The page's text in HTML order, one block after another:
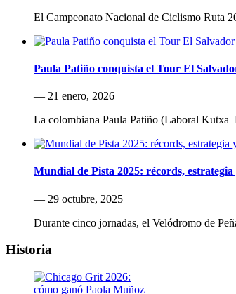
El Campeonato Nacional de Ciclismo Ruta
Paula Patiño conquista el Tour El
— 21 enero, 2026
La colombiana Paula Patiño (Laboral
Mundial de Pista 2025: récords,
— 29 octubre, 2025
Durante cinco jornadas, el Velódromo de
Historia